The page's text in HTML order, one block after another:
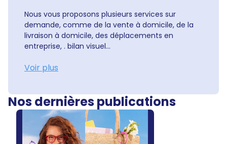
Nous vous proposons plusieurs services sur
demande, comme de la vente à domicile, de la
livraison à domicile, des déplacements en
entreprise, . bilan visuel...
Voir plus
Nos dernières publications